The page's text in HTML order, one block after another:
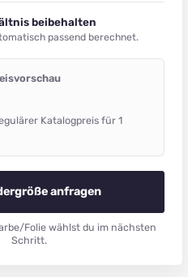
beibehalten
passend berechnet.
Katalogpreis für 1
anfragen
Folie wählst du im nächsten
Schritt.